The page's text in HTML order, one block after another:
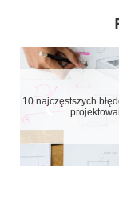
7 błędów